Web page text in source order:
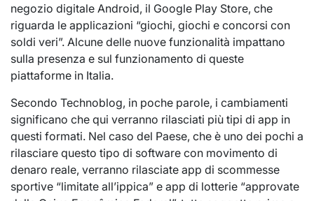
negozio digitale Android, il Google Play Store, che
riguarda le applicazioni “giochi, giochi e concorsi con
soldi veri”. Alcune delle nuove funzionalità impattano
sulla presenza e sul funzionamento di queste
piattaforme in Italia.
Secondo Technoblog, in poche parole, i cambiamenti
significano che qui verranno rilasciati più tipi di app in
questi formati. Nel caso del Paese, che è uno dei pochi a
rilasciare questo tipo di software con movimento di
denaro reale, verranno rilasciate app di scommesse
sportive “limitate all’ippica” e app di lotterie “approvate